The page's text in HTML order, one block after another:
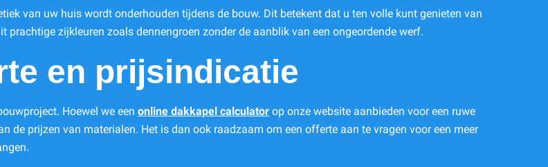
van uw huis wordt onderhouden tijdens de bouw. Dit betekent dat u ten volle kunt genieten van
prachtige zijkleuren zoals dennengroen zonder de aanblik van een ongeordende werf.
en prijsindicatie
Hoewel we een online dakkapel calculator op onze website aanbieden voor een ruwe
prijzen van materialen. Het is dan ook raadzaam om een offerte aan te vragen voor een meer